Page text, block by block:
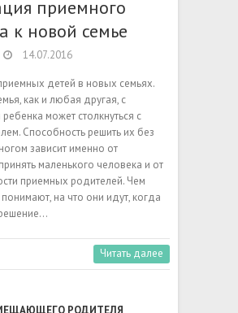
приемного
к новой семье
14.07.2016
детей в новых семьях.
как и любая другая, с
может столкнуться с
Способность решить их без
зависит именно от
маленького человека и от
приемных родителей. Чем
на что они идут, когда
Читать далее